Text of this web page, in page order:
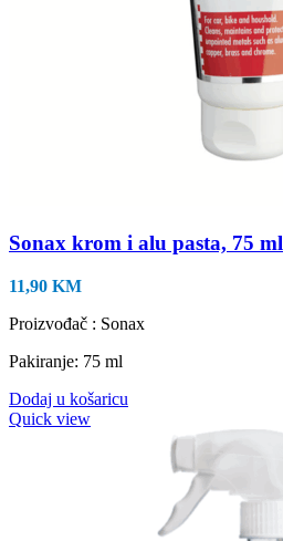
Sonax krom i alu pasta, 75 ml
11,90 KM
Proizvođač : Sonax
Pakiranje: 75 ml
Dodaj u košaricu
Quick view